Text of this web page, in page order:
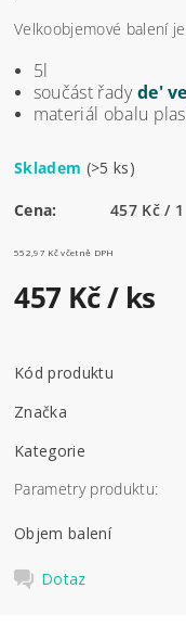
Velkoobjemové balení
5l
součást řadyde'
materiál obalu
Skladem (>5 ks)
Cena: 457 Kč /
552,97 Kč včetně DPH
457 Kč/ ks
Kód produktu
Značka
Kategorie
Parametry produktu:
Objem balení
Dotaz